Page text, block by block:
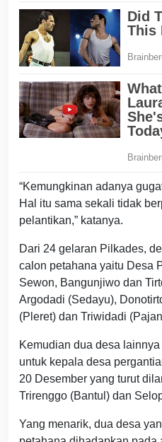
“Kemungkinan adanya
Hal itu sama sekali tidak
pelantikan,” katanya.
Dari 24 gelaran Pilkades,
calon petahana yaitu Desa
Sewon, Bangunjiwo dan
Argodadi (Sedayu),
(Pleret) dan Triwidadi
Kemudian dua desa
untuk kepala desa
20 Desember yang turut
Trirenggo (Bantul) dan
Yang menarik, dua desa